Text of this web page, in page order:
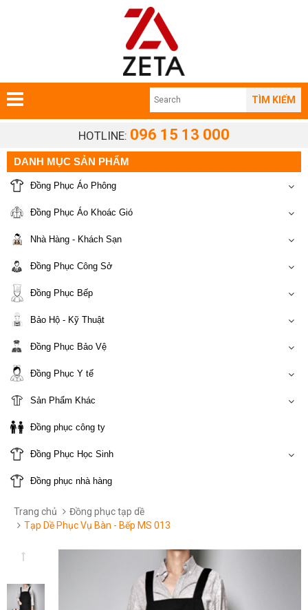
TÌM KIẾM
HOTLINE: 096 15 13 000
DANH MỤC SẢN PHẨM
Đồng Phục Áo Phông
Đồng Phục Áo Khoác Gió
Nhà Hàng - Khách Sạn
Đồng Phục Công Sở
Đồng Phục Bếp
Bảo Hộ - Kỹ Thuật
Đồng Phục Bảo Vệ
Đồng Phục Y tế
Sản Phẩm Khác
Đồng phục công ty
Đồng Phục Học Sinh
Đồng phục nhà hàng
Trang chủ
Đồng phục tạp dề
Tạp Dề Phục Vụ Bàn - Bếp MS 013